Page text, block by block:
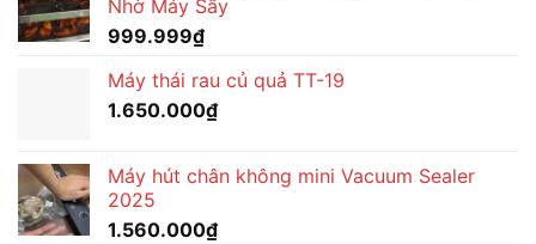
Nhờ Máy Sấy
999.999₫
Máy thái rau củ quả TT-19
1.650.000₫
Máy hút chân không mini Vacuum Sealer
2025
1.560.000₫